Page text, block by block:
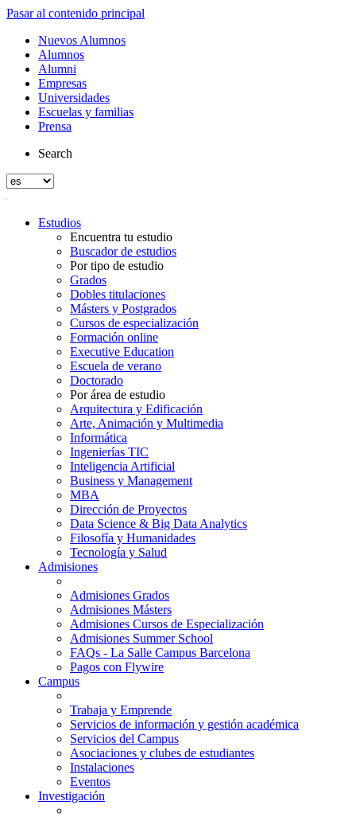
Pasar al contenido principal
Nuevos Alumnos
Alumnos
Alumni
Empresas
Universidades
Escuelas y familias
Prensa
Search
Estudios
Encuentra tu estudio
Buscador de estudios
Por tipo de estudio
Grados
Dobles titulaciones
Másters y Postgrados
Cursos de especialización
Formación online
Executive Education
Escuela de verano
Doctorado
Por área de estudio
Arquitectura y Edificación
Arte, Animación y Multimedia
Informática
Ingenierías TIC
Inteligencia Artificial
Business y Management
MBA
Dirección de Proyectos
Data Science & Big Data Analytics
Filosofía y Humanidades
Tecnología y Salud
Admisiones
Admisiones Grados
Admisiones Másters
Admisiones Cursos de Especialización
Admisiones Summer School
FAQs - La Salle Campus Barcelona
Pagos con Flywire
Campus
Trabaja y Emprende
Servicios de información y gestión académica
Servicios del Campus
Asociaciones y clubes de estudiantes
Instalaciones
Eventos
Investigación